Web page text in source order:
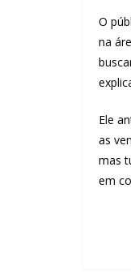
O
na
Ele
as
mas
em